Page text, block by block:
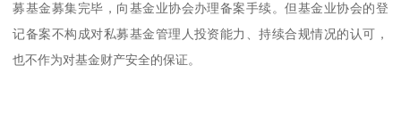
募基金募集完毕，向基金业协会办理备案手续。但基金业协会的登
记备案不构成对私募基金管理人投资能力、持续合规情况的认可，
也不作为对基金财产安全的保证。